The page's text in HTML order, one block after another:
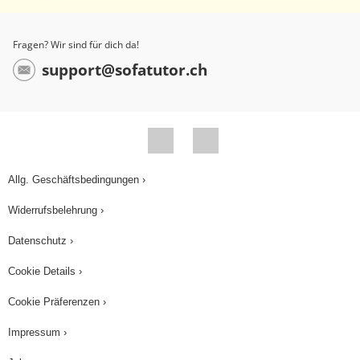
einziger bestimmter Tag gemeint. Im Deutschen
setzen wir dann vor den Wochentag die
diesen Mittwoch. Steht le vor einem Wochentag
dann wird damit eine Regelmäßigkeit zum
Ausdruck gebracht. Im Deutschen verwenden wir
Wort. Wie zum Beispiel montags, dienstags, et
cetera. Ich hoffe ich konnte dir zeigen, wann ein
Wochentag im Französisch mit und ohne Artikel
Fragen? Wir sind für dich da!
support@sofatutor.ch
Allg. Geschäftsbedingungen ›
Widerrufsbelehrung ›
Datenschutz ›
Cookie Details ›
Cookie Präferenzen ›
Impressum ›